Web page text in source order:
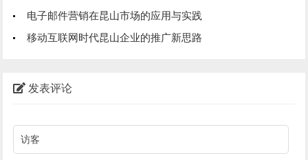
电子邮件营销在昆山市场的应用与实践
移动互联网时代昆山企业的推广新思路
发表评论